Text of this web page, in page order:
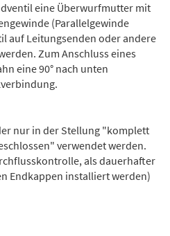
eine Überwurfmutter mit
(Parallelgewinde
auf Leitungsenden oder andere
Zum Anschluss eines
eine 90° nach unten
nur in der Stellung "komplett
verwendet werden.
als dauerhafter
Endkappen installiert werden)